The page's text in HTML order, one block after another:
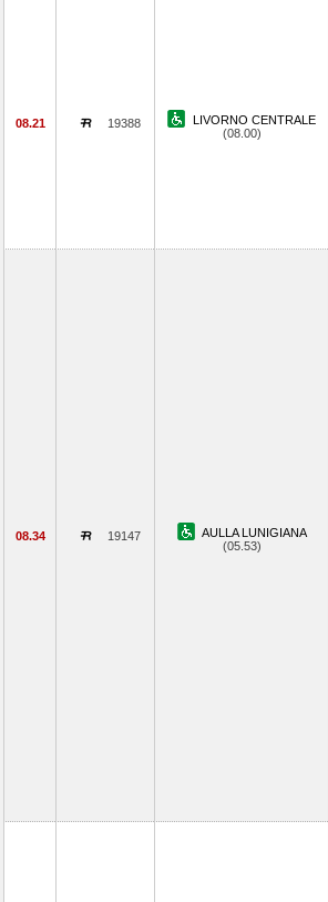
08.21 19388
LIVORNO CENTRALE
(08.00)
08.34 19147
AULLA LUNIGIANA
(05.53)